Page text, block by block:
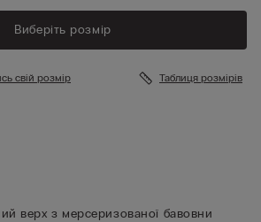
Виберіть розмір
свій розмір Таблиця розмірів
верх з мерсеризованої бавовни